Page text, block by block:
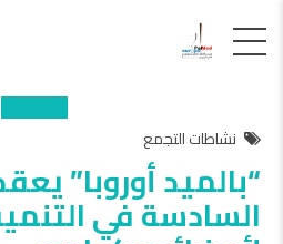
نشاطات التجمع
“بالميد أوروبا”
السادسة في